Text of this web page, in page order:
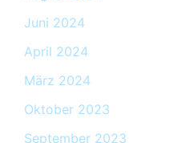
Juni 2024
April 2024
März 2024
Oktober 2023
September 2023